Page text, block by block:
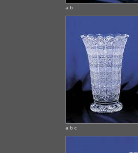
a b
a b c